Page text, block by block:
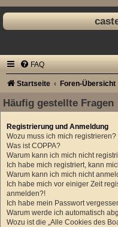
FAQ
Startseite Foren-Übersicht
Häufig gestellte Fragen
Registrierung und Anmeldung
Wozu muss ich mich registrieren?
Was ist COPPA?
Warum kann ich mich nicht
Ich habe mich registriert, kann
Warum kann ich mich nicht
Ich habe mich vor einiger Zeit
anmelden?!
Ich habe mein Passwort
Warum werde ich automatisch
Wozu ist die „Alle Cookies des